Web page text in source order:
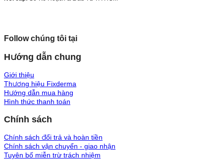
Follow chúng tôi tại
Hướng dẫn chung
Giới thiệu
Thương hiệu Fixderma
Hướng dẫn mua hàng
Hình thức thanh toán
Chính sách
Chính sách đổi trả và hoàn tiền
Chính sách vận chuyển - giao nhận
Tuyên bố miễn trừ trách nhiệm